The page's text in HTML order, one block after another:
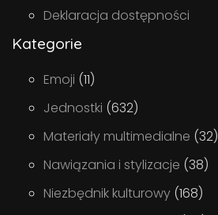
Deklaracja dostępności
Kategorie
Emoji (11)
Jednostki (632)
Materiały multimedialne (32)
Nawiązania i stylizacje (38)
Niezbędnik kulturowy (168)